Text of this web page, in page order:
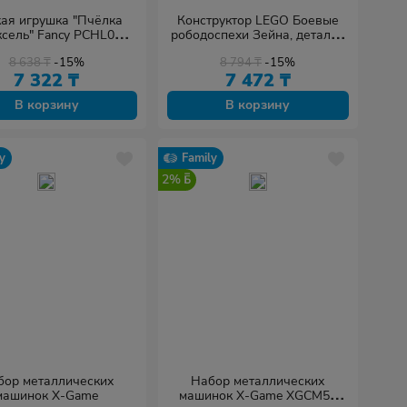
игрушка "Пчёлка
Fancy PCHL0
8 638₸ -15%
7 322 ₸
В корзину
Конструктор LEGO Боевые
рободоспехи Зейна, деталей
8 794₸ -15%
7 472 ₸
В корзину
металлических
X-Game
Family
2%
Набор металлических
машинок X-Game XGCM5E